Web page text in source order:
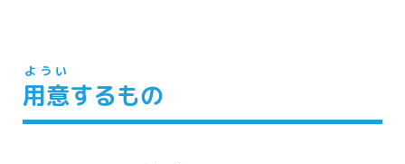
用意
ようい
するもの